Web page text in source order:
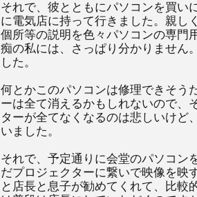
それで、彼とともにパソコンを買い
に電気店に持って行きました。親し
個所等の説明を色々パソコンの専門
痴の私には、さっぱり分かりません
した。
何とかこのパソコンは修理できそう
ーは全て消えるかもしれないので、
ターが全てなくなるのは悲しいけど
いました。
それで、予定通りに会堂のパソコン
だプロジェクターに繋いで映像を映
と店長と息子が勧めてくれて、比較